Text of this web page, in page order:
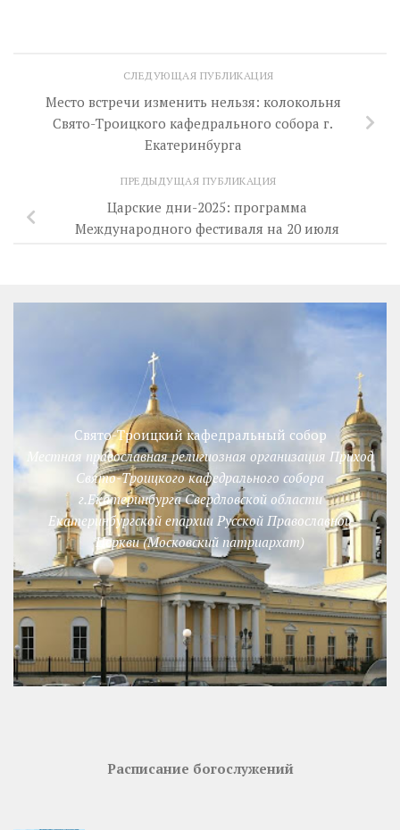
СЛЕДУЮЩАЯ ПУБЛИКАЦИЯ
Место встречи изменить нельзя: колокольня
Свято-Троицкого кафедрального собора г.
Екатеринбурга
ПРЕДЫДУЩАЯ ПУБЛИКАЦИЯ
Царские дни-2025: программа
Международного фестиваля на 20 июля
Свято-Троицкий кафедральный собор
Местная православная религиозная организация Приход
Свято-Троицкого кафедрального собора
г.Екатеринбурга Свердловской области
Екатеринбургской епархии Русской Православной
Церкви (Московский патриархат)
Расписание богослужений